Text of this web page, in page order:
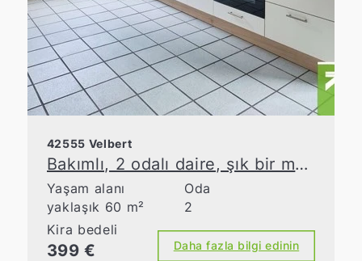
42555 Velbert
Bakımlı, 2 odalı daire, şık bir mutfak dolabı ile
Yaşam alanı
yaklaşık 60 m²
Oda
2
Kira bedeli
399 € Daha fazla bilgi edinin